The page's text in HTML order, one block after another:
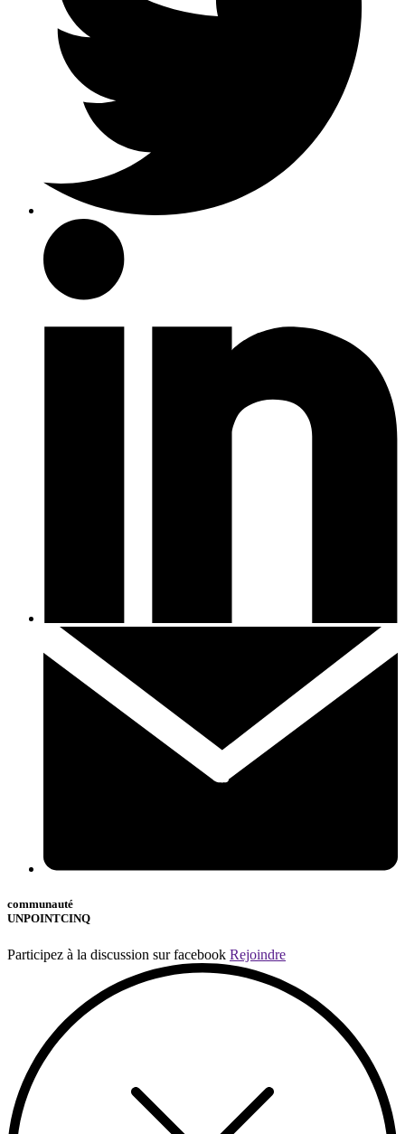
communauté
UNPOINTCINQ
Participez à la discussion sur facebook Rejoindre